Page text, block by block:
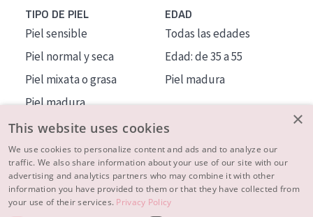
TIPO DE PIEL
Piel sensible
Piel normal y seca
Piel mixata o grasa
Piel madura
Piel expuesta al sol
Piel menopáusica
EDAD
Todas las edades
Edad: de 35 a 55
Piel madura
MÁS SOBRE NOSOTROS
INSPIRACIÓN
×
This website uses cookies
We use cookies to personalize content and ads and to analyze our
traffic. We also share information about your use of our site with our
advertising and analytics partners who may combine it with other
information you have provided to them or that they have collected from
your use of their services. Privacy Policy